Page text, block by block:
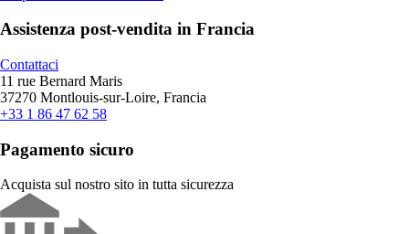
Assistenza post-vendita in Francia
Contattaci
11 rue Bernard Maris
37270 Montlouis-sur-Loire, Francia
+33 1 86 47 62 58
Pagamento sicuro
Acquista sul nostro sito in tutta sicurezza